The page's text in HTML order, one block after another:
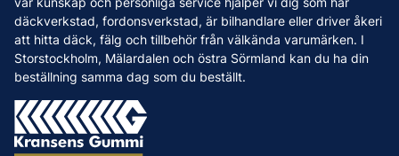
däckverkstad, fordonsverkstad, är bilhandlare eller driver åkeri
att hitta däck, fälg och tillbehör från välkända varumärken. I
Storstockholm, Mälardalen och östra Sörmland kan du ha din
beställning samma dag som du beställt.
Reklamation & återköp
Betalning & faktura
Köpvillkor
Vanliga frågor och svar
Jobba hos oss
Nyheter
Tips & Råd
Varumärken
Våra Verkstäder